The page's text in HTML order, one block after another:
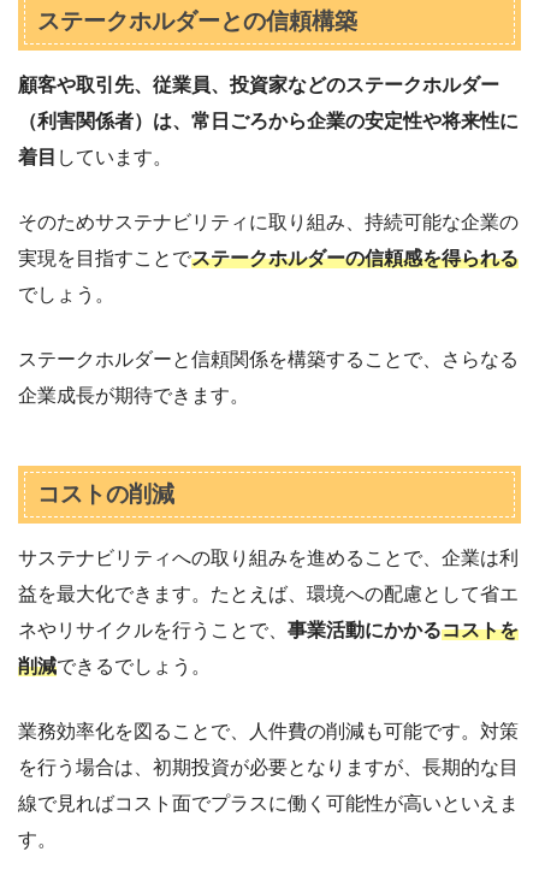
ステークホルダーとの信頼構築
顧客や取引先、従業員、投資家などのステークホルダー
（利害関係者）は、常日ごろから企業の安定性や将来性に
着目 しています。
そのためサステナビリティに取り組み、持続可能な企業の
実現を目指すことでステークホルダーの信頼感を得られる
でしょう。
ステークホルダーと信頼関係を構築することで、さらなる
企業成長が期待できます。
コストの削減
サステナビリティへの取り組みを進めることで、企業は利
益を最大化できます。たとえば、環境への配慮として省エ
ネやリサイクルを行うことで、 事業活動にかかるコストを
削減できるでしょう。
業務効率化を図ることで、人件費の削減も可能です。対策
を行う場合は、初期投資が必要となりますが、長期的な目
線で見ればコスト面でプラスに働く可能性が高いといえま
す。